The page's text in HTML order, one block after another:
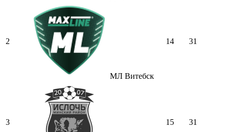
2
МЛ Витебск
14 31
3 15 31